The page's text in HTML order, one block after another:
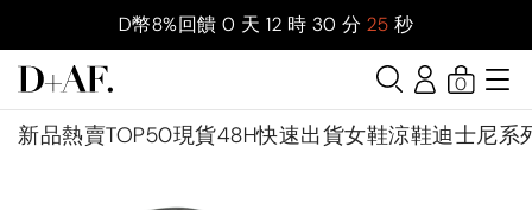
D幣8%回饋 0 天 12 時 30 分 24 秒
新品熱賣TOP50現貨48H快速出貨女鞋涼鞋迪士尼系
0